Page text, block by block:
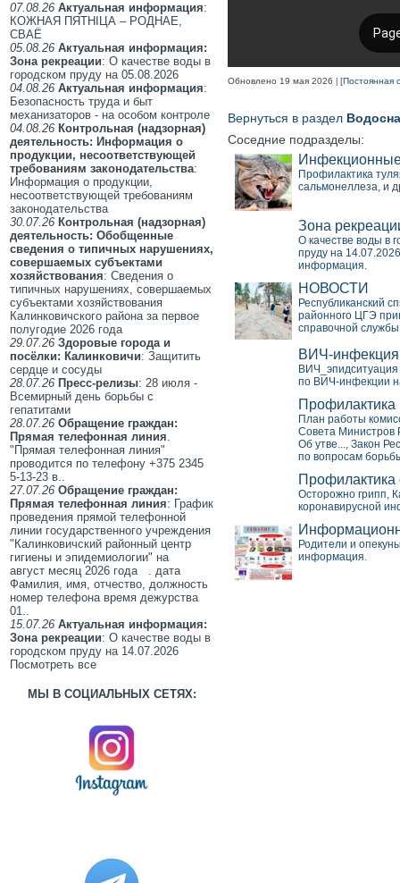
07.08.26 Актуальная информация:
КОЖНАЯ ПЯТНІЦА – РОДНАЕ,
СВАЁ
05.08.26 Актуальная информация:
Зона рекреации: О качестве воды в
городском пруду на 05.08.2026
04.08.26 Актуальная информация:
Безопасность труда и быт
механизаторов - на особом контроле
04.08.26 Контрольная (надзорная)
деятельность: Информация о
продукции, несоответствующей
требованиям законодательства:
Информация о продукции,
несоответствующей требованиям
законодательства
30.07.26 Контрольная (надзорная)
деятельность: Обобщенные
сведения о типичных нарушениях,
совершаемых субъектами
хозяйствования: Сведения о
типичных нарушениях, совершаемых
субъектами хозяйствования
Калинковичского района за первое
полугодие 2026 года
29.07.26 Здоровые города и
посёлки: Калинковичи: Защитить
сердце и сосуды
28.07.26 Пресс-релизы: 28 июля -
Всемирный день борьбы с
гепатитами
28.07.26 Обращение граждан:
Прямая телефонная линия.
"Прямая телефонная линия"
проводится по телефону +375 2345
5-13-23 в..
27.07.26 Обращение граждан:
Прямая телефонная линия: График
проведения прямой телефонной
линии государственного учреждения
"Калинковичский районный центр
гигиены и эпидемиологии" на
август месяц 2026 года . дата
Фамилия, имя, отчество, должность
номер телефона время дежурства
01..
15.07.26 Актуальная информация:
Зона рекреации: О качестве воды в
городском пруду на 14.07.2026
Посмотреть все
МЫ В СОЦИАЛЬНЫХ СЕТЯХ:
Обновлено 19 мая 2026 [Постоянная
Вернуться в раздел
Соседние подразделы:
Профилактика
сальмонеллеза, и
Зона
О качестве воды в
пруду на 14.07.2026
информация.
НОВОСТИ
Республиканский
районного ЦГЭ
справочной
ВИЧ-инфекция
по ВИЧ-инфекции
Профилактика
План работы
Совета Министров
Об утве..., Закон
по вопросам
Осторожно грипп,
коронавирусной
Родители и
информация.